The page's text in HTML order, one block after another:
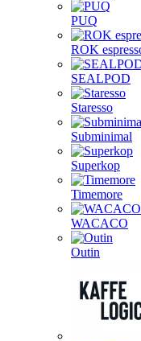
PUQ
ROK
SEALPOD
Staresso
Subminimal
Superkop
Timemore
WACACO
Outin